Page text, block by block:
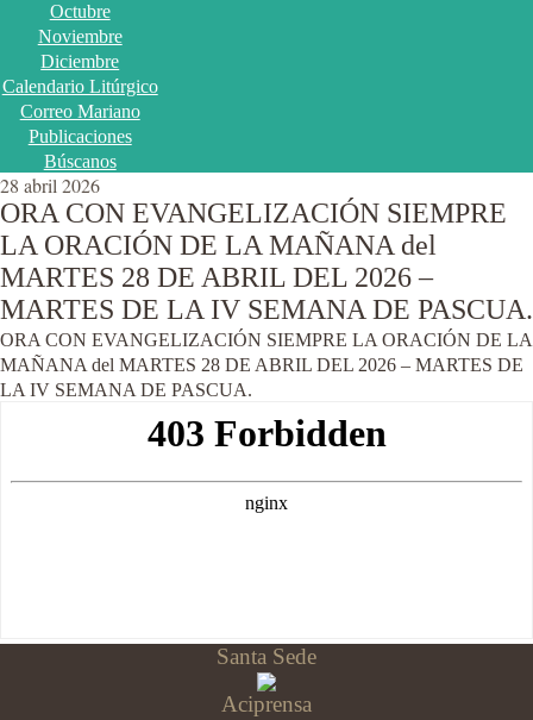
Octubre
Noviembre
Diciembre
Calendario Litúrgico
Correo Mariano
Publicaciones
Búscanos
28 abril 2026
ORA CON EVANGELIZACIÓN SIEMPRE
LA ORACIÓN DE LA MAÑANA del
MARTES 28 DE ABRIL DEL 2026 –
MARTES DE LA IV SEMANA DE PASCUA.
ORA CON EVANGELIZACIÓN SIEMPRE LA ORACIÓN DE LA
MAÑANA del MARTES 28 DE ABRIL DEL 2026 – MARTES DE
LA IV SEMANA DE PASCUA.
Santa Sede
Aciprensa